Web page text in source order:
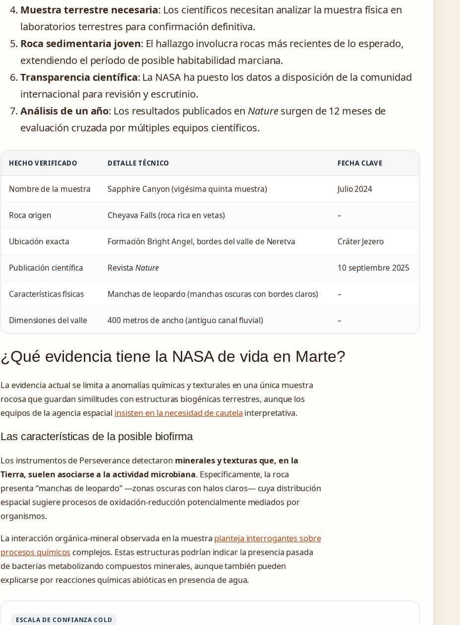
Muestra terrestre necesaria: Los científicos necesitan analizar la muestra física en
laboratorios terrestres para confirmación definitiva.
Roca sedimentaria joven: El hallazgo involucra rocas más recientes de lo esperado,
extendiendo el período de posible habitabilidad marciana.
Transparencia científica: La NASA ha puesto los datos a disposición de la comunidad
internacional para revisión y escrutinio.
Análisis de un año: Los resultados publicados en Naturesurgen de 12 meses de
evaluación cruzada por múltiples equipos científicos.
HECHO VERIFICADO DETALLE TÉCNICO FECHA CLAVE
Nombre de la muestra Sapphire Canyon (vigésima quinta muestra) Julio 2024
Roca origen Cheyava Falls (roca rica en vetas) –
Ubicación exacta Formación Bright Angel, bordes del valle de Neretva Cráter Jezero
Publicación científica RevistaNature 10 septiembre 2025
Características físicas Manchas de leopardo (manchas oscuras con bordes claros) –
Dimensiones del valle 400 metros de ancho (antiguo canal fluvial) –
¿Qué evidencia tiene la NASA de vida en Marte?
La evidencia actual se limita a anomalías químicas y texturales en una única muestra
rocosa que guardan similitudes con estructuras biogénicas terrestres, aunque los
equipos de la agencia espacial insisten en la necesidad de cautela interpretativa.
Las características de la posible biofirma
Los instrumentos de Perseverance detectaron minerales y texturas que, en la
Tierra, suelen asociarse a la actividad microbiana. Específicamente, la roca
presenta “manchas de leopardo” —zonas oscuras con halos claros— cuya distribución
espacial sugiere procesos de oxidación-reducción potencialmente mediados por
organismos.
La interacción orgánica-mineral observada en la muestra planteja interrogantes sobre
procesos químicos complejos. Estas estructuras podrían indicar la presencia pasada
de bacterias metabolizando compuestos minerales, aunque también pueden
explicarse por reacciones químicas abióticas en presencia de agua.
ESCALA DE CONFIANZA COLD